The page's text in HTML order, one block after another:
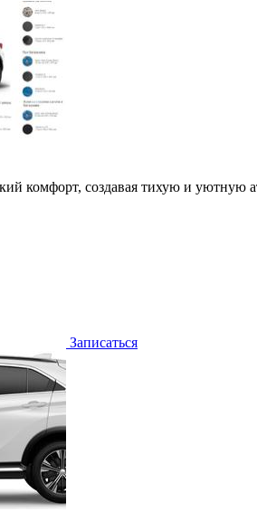
комфорт, создавая тихую и уютную
Записаться